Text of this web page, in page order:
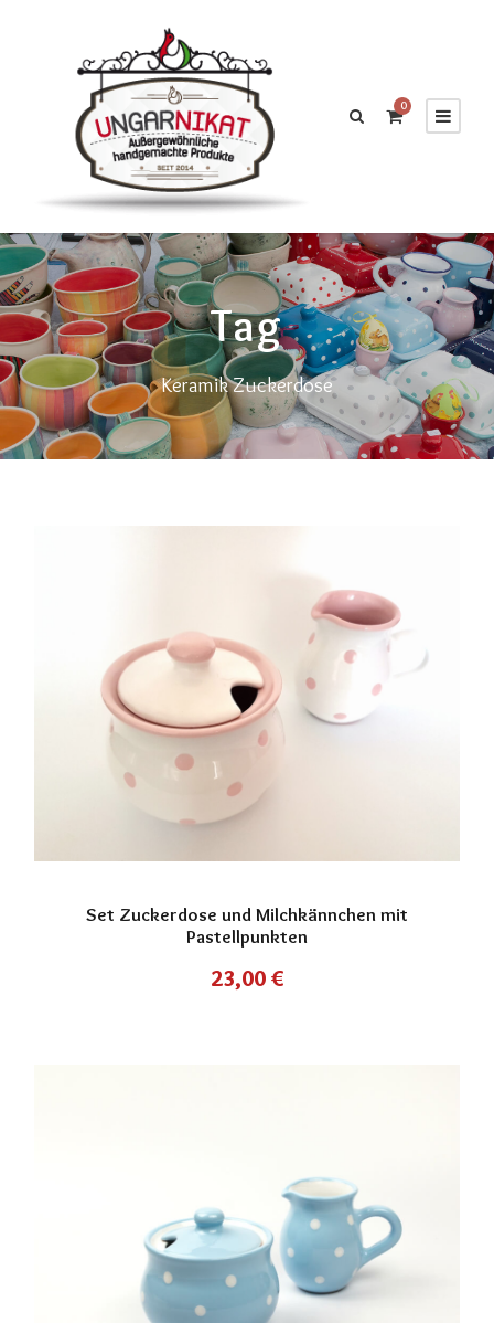
0
Tag
Keramik Zuckerdose
Set Zuckerdose und Milchkännchen mit
Pastellpunkten
23,00 €